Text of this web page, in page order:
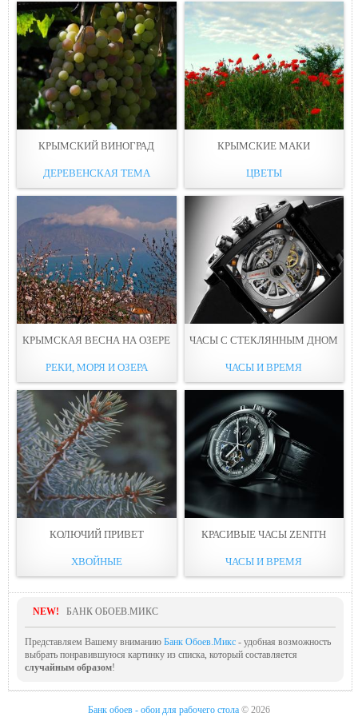
КРЫМСКИЙ ВИНОГРАД
ДЕРЕВЕНСКАЯ ТЕМА
КРЫМСКИЕ МАКИ
ЦВЕТЫ
КРЫМСКАЯ ВЕСНА НА ОЗЕРЕ
РЕКИ, МОРЯ И ОЗЕРА
ЧАСЫ С СТЕКЛЯННЫМ ДНОМ
ЧАСЫ И ВРЕМЯ
КОЛЮЧИЙ ПРИВЕТ
ХВОЙНЫЕ
КРАСИВЫЕ ЧАСЫ ZENITH
ЧАСЫ И ВРЕМЯ
NEW! БАНК ОБОЕВ.МИКС
Представляем Вашему вниманию Банк Обоев.Микс - удобная возможность
выбрать понравившуюся картинку из списка, который составляется
случайным образом!
Банк обоев - обои для рабочего стола © 2026